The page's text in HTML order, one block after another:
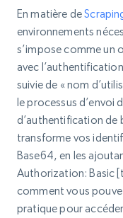
En matière de
environnements
s’impose comme un
avec
suivie de « nom
le processus d’envoi
d’authentification de
transforme vos
Base64, en les
Authorization: Basic
comment vous
pratique pour